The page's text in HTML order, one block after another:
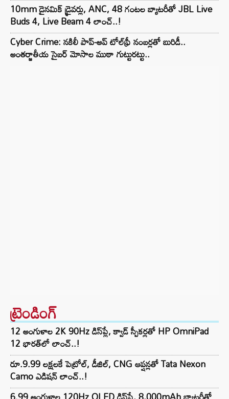
10mm డైనమిక్ డ్రైవర్లు, ANC, 48 గంటల బ్యాటరీతో JBL Live
Buds 4, Live Beam 4 లాంచ్..!
Cyber Crime: నకిలీ పాప్-అప్ టోల్‌ఫ్రీ నంబర్లతో బురిడీ..
అంతర్జాతీయ సైబర్ మోసాల ముఠా గుట్టురట్టు..
ట్రెండింగ్‌
12 అంగుళాల 2K 90Hz డిస్‌ప్లే, క్వాడ్ స్పీకర్లతో HP OmniPad
12 భారత్‌లో లాంచ్..!
రూ.9.99 లక్షలకే పెట్రోల్, డీజిల్, CNG ఆప్షన్లతో Tata Nexon
Camo ఎడిషన్ లాంచ్..!